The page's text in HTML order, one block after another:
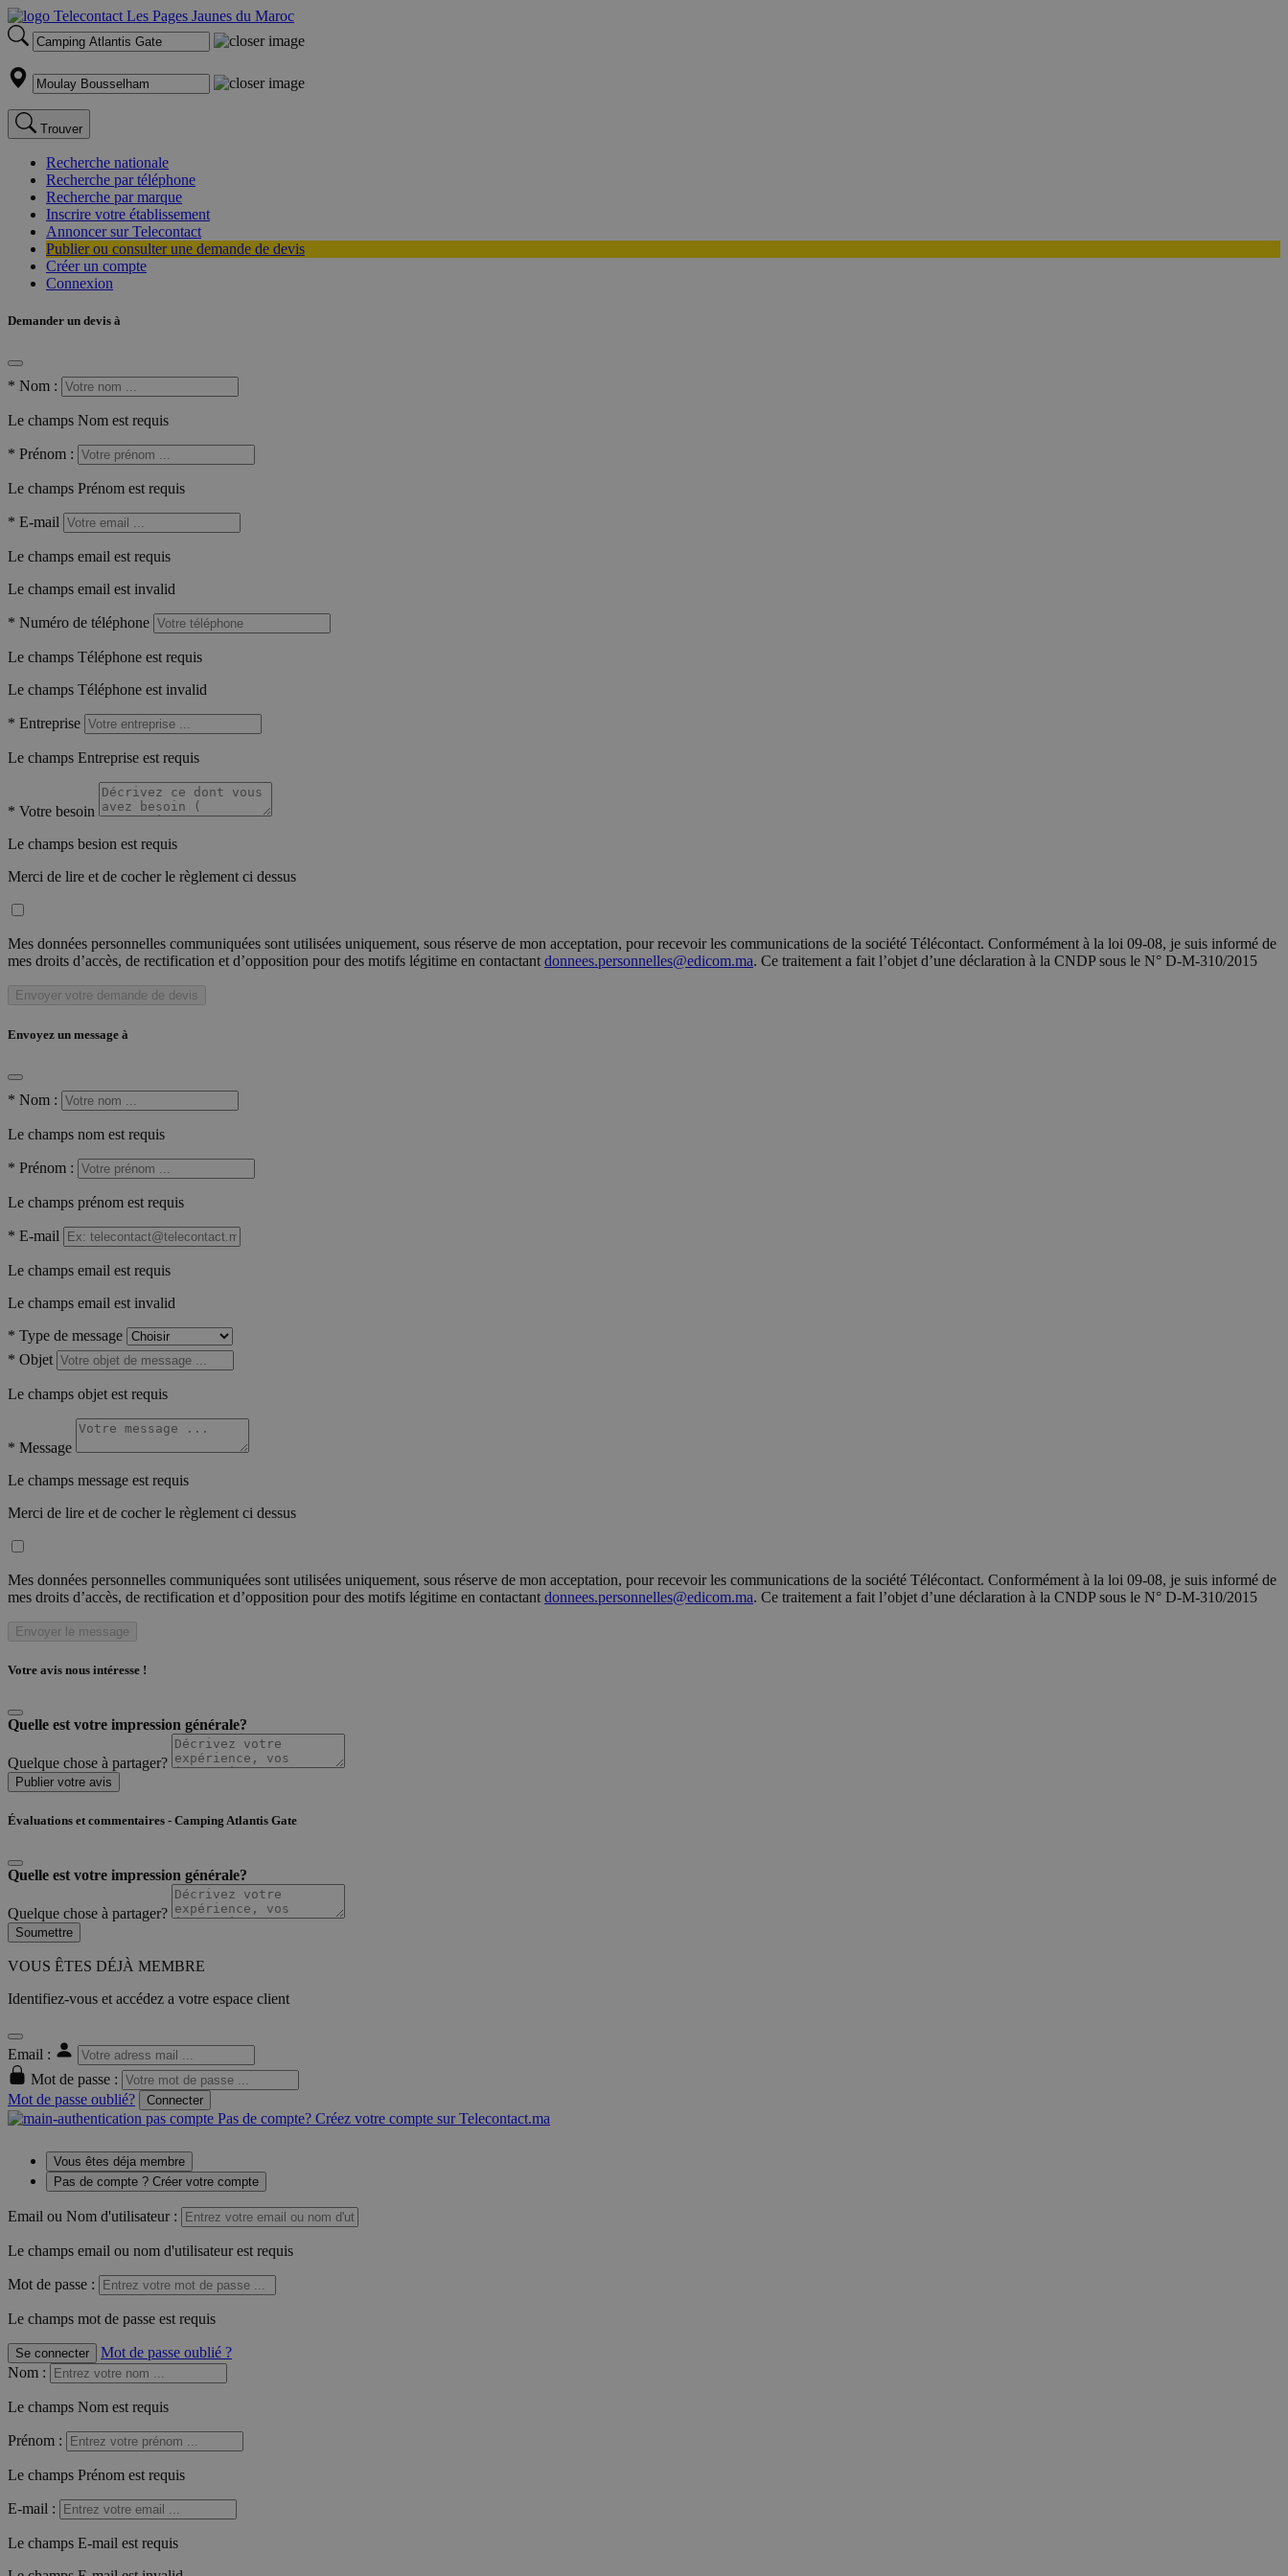
Trouver
Recherche nationale
Recherche par téléphone
Recherche par marque
Inscrire votre établissement
Annoncer sur Telecontact
Publier ou consulter une demande de devis
Créer un compte
Connexion
Demander un devis à
* Nom :
Le champs Nom est requis
* Prénom :
Le champs Prénom est requis
* E-mail
Le champs email est requis
Le champs email est invalid
* Numéro de téléphone
Le champs Téléphone est requis
Le champs Téléphone est invalid
* Entreprise
Le champs Entreprise est requis
* Votre besoin
Le champs besion est requis
Merci de lire et de cocher le règlement ci dessus
Mes données personnelles communiquées sont utilisées uniquement, sous réserve de mon acceptation, pour recevoir les communications de la société Télécontact. Conformément à la loi 09-08, je suis informé de
mes droits d’accès, de rectification et d’opposition pour des motifs légitime en contactant donnees.personnelles@edicom.ma. Ce traitement a fait l’objet d’une déclaration à la CNDP sous le N° D-M-310/2015
Envoyer votre demande de devis
Envoyez un message à
* Nom :
Le champs nom est requis
* Prénom :
Le champs prénom est requis
* E-mail
Le champs email est requis
Le champs email est invalid
* Type de message
* Objet
Le champs objet est requis
* Message
Le champs message est requis
Merci de lire et de cocher le règlement ci dessus
Mes données personnelles communiquées sont utilisées uniquement, sous réserve de mon acceptation, pour recevoir les communications de la société Télécontact. Conformément à la loi 09-08, je suis informé de
mes droits d’accès, de rectification et d’opposition pour des motifs légitime en contactant donnees.personnelles@edicom.ma. Ce traitement a fait l’objet d’une déclaration à la CNDP sous le N° D-M-310/2015
Envoyer le message
Votre avis nous intéresse !
Quelle est votre impression générale?
Quelque chose à partager?
Publier votre avis
Évaluations et commentaires - Camping Atlantis Gate
Quelle est votre impression générale?
Quelque chose à partager?
Soumettre
VOUS ÊTES DÉJÀ MEMBRE
Identifiez-vous et accédez a votre espace client
Email :
Mot de passe :
Mot de passe oublié?
Connecter
Pas de compte? Créez votre compte sur Telecontact.ma
Vous êtes déja membre
Pas de compte ? Créer votre compte
Email ou Nom d'utilisateur :
Le champs email ou nom d'utilisateur est requis
Mot de passe :
Le champs mot de passe est requis
Se connecter
Mot de passe oublié ?
Nom :
Le champs Nom est requis
Prénom :
Le champs Prénom est requis
E-mail :
Le champs E-mail est requis